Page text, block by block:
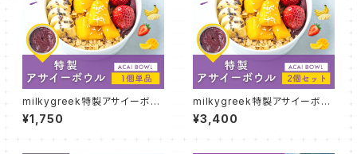
milkygreek特製アサイーボウ
ル 1個単品
¥1,750
milkygreek特製アサイーボウ
ル 2個セット
¥3,400